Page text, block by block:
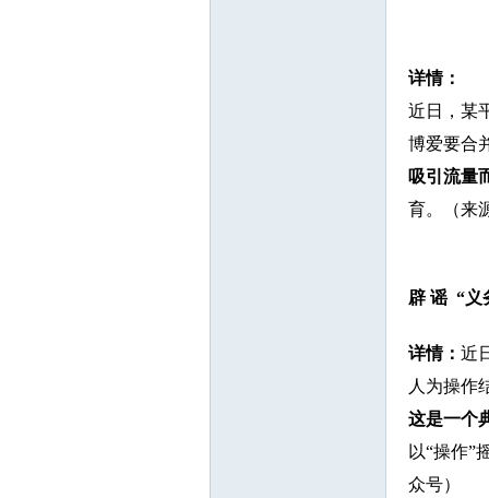
详情：
近日，某
博爱要合
吸引流量
育。（来
辟 谣 “义
详情： 近
人为操作
这是一个
以“操作”
众号）